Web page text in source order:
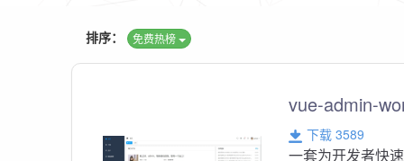
排序： 免费热榜
vue-admin-
下载 3589
一套为开发者快